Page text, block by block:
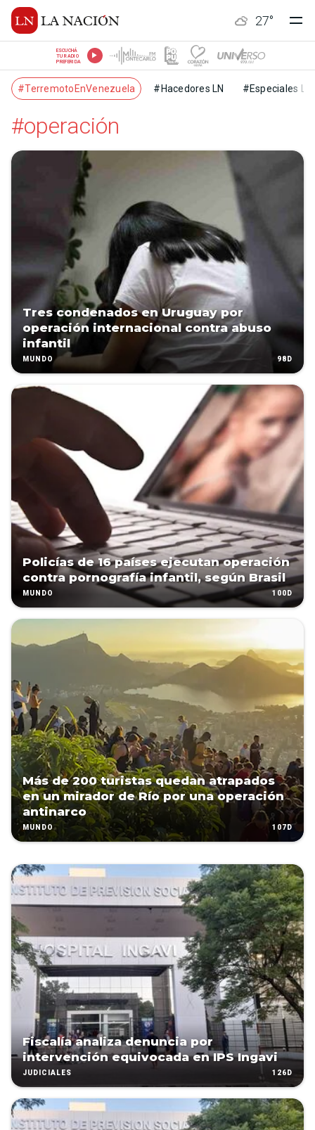
27°
ESCUCHÁ
TU RADIO
PREFERIDA
#TerremotoEnVenezuela #Hacedores LN #Especiales LN
#operación
Tres condenados en Uruguay por
operación internacional contra abuso
infantil
MUNDO 98D
Policías de 16 países ejecutan operación
contra pornografía infantil, según Brasil
MUNDO 100D
Más de 200 turistas quedan atrapados
en un mirador de Río por una operación
antinarco
MUNDO 107D
Fiscalía analiza denuncia por
intervención equivocada en IPS Ingavi
JUDICIALES 126D